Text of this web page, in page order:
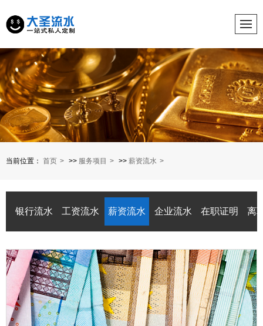
当前位置： 首页 >> 服务项目 >> 薪资流水
银行流水 工资流水 薪资流水 企业流水 在职证明 离